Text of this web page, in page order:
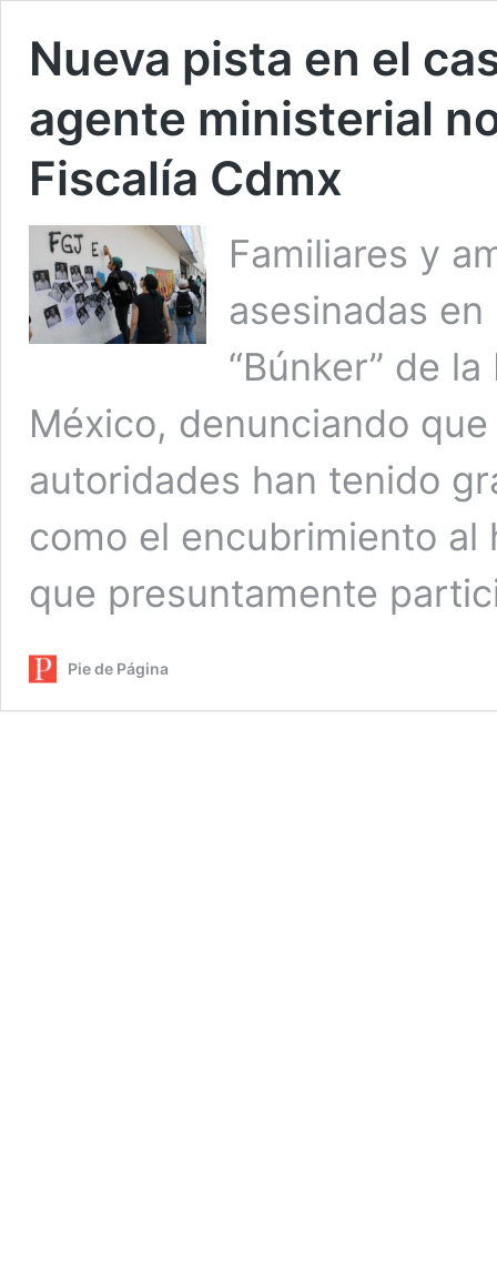
Nueva pista en el
agente ministerial
Fiscalía Cdmx
Familiares y
asesinadas
“Búnker” de
México, denunciando
autoridades han tenido
como el encubrimiento
que presuntamente
Pie de Página